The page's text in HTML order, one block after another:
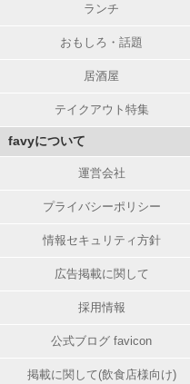
ランチ
おもしろ・話題
居酒屋
テイクアウト特集
favyについて
運営会社
プライバシーポリシー
情報セキュリティ方針
広告掲載に関して
採用情報
公式ブログ favicon
掲載に関して(飲食店様向け)